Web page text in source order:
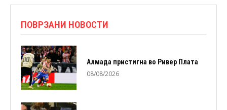
ПОВРЗАНИ НОВОСТИ
Алмада пристигна во Ривер Плата
08/08/2026